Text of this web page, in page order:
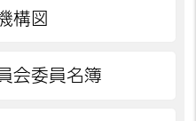
構図
会委員名簿